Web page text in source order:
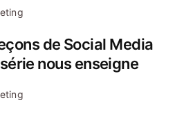
de Social Media
nous enseigne